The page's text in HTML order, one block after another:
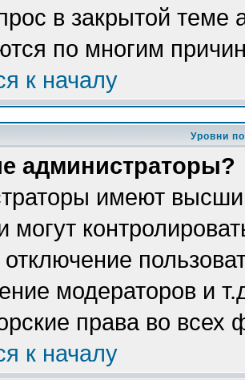
в закрытой теме
по многим
к началу
Уровни
администраторы?
имеют
могут
модераторов и
права во всех
к началу